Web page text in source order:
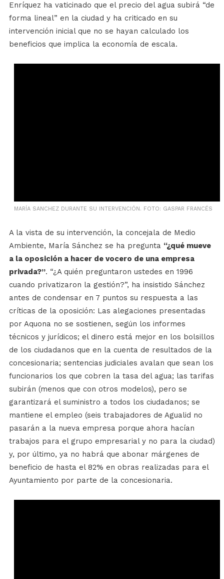
Enríquez ha vaticinado que el precio del agua subirá “de
forma lineal” en la ciudad y ha criticado en su
intervención inicial que no se hayan calculado los
beneficios que implica la economía de escala.
MARÍA SANCHEZ DURANTE SU INTERVENCIÓN. FOTO: GASPAR FRANCÉS
A la vista de su intervención, la concejala de Medio
Ambiente, María Sánchez se ha pregunta “¿qué mueve
a la oposición a hacer de vocero de una empresa
privada?”. “¿A quién preguntaron ustedes en 1996
cuando privatizaron la gestión?”, ha insistido Sánchez
antes de condensar en 7 puntos su respuesta a las
críticas de la oposición: Las alegaciones presentadas
por Aquona no se sostienen, según los informes
técnicos y jurídicos; el dinero está mejor en los bolsillos
de los ciudadanos que en la cuenta de resultados de la
concesionaria; sentencias judiciales avalan que sean los
funcionarios los que cobren la tasa del agua; las tarifas
subirán (menos que con otros modelos), pero se
garantizará el suministro a todos los ciudadanos; se
mantiene el empleo (seis trabajadores de Agualid no
pasarán a la nueva empresa porque ahora hacían
trabajos para el grupo empresarial y no para la ciudad)
y, por último, ya no habrá que abonar márgenes de
beneficio de hasta el 82% en obras realizadas para el
Ayuntamiento por parte de la concesionaria.